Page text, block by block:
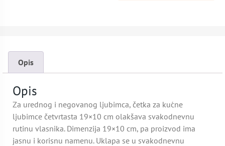
Opis
Opis
Za urednog i negovanog ljubimca, četka za kućne
ljubimce četvrtasta 19×10 cm olakšava svakodnevnu
rutinu vlasnika. Dimenzija 19×10 cm, pa proizvod ima
jasnu i korisnu namenu. Uklapa se u svakodnevnu